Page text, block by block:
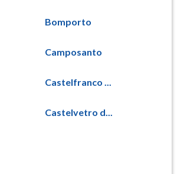
Bomporto
Camposanto
Castelfranco ...
Castelvetro d...